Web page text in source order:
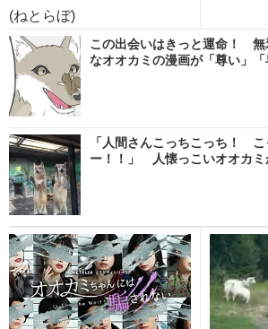
(ねとらぼ)
この出会いはきっと運命！ 無
なオオカミの漫画が「尊い」
「人間さんこっちこっち！ こ
ー！！」 人懐っこいオオカミ